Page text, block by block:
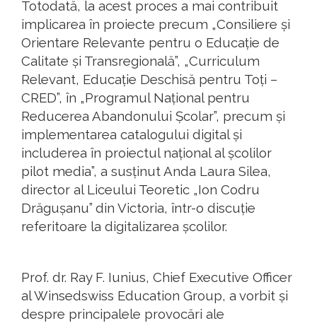
Totodată, la acest proces a mai contribuit
implicarea în proiecte precum „Consiliere și
Orientare Relevante pentru o Educație de
Calitate și Transregională”, „Curriculum
Relevant, Educație Deschisă pentru Toți –
CRED”, în „Programul Național pentru
Reducerea Abandonului Școlar”, precum și
implementarea catalogului digital și
includerea în proiectul național al școlilor
pilot media”, a susținut Anda Laura Silea,
director al Liceului Teoretic „Ion Codru
Drăgușanu” din Victoria, într-o discuție
referitoare la digitalizarea școlilor.
Prof. dr. Ray F. Iunius, Chief Executive Officer
al Winsedswiss Education Group, a vorbit și
despre principalele provocări ale